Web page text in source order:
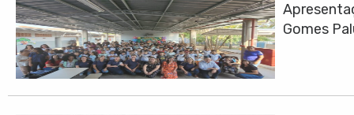
Gomes